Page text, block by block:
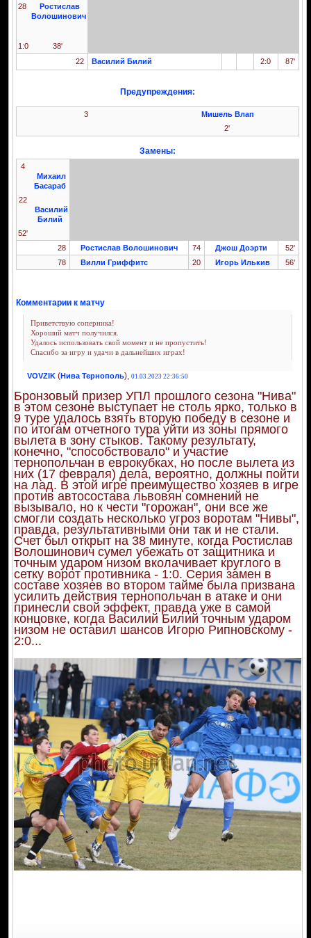
28
Ростислав
Волошинович
1:0
38'
22
Василий Билий 2:0 87'
Предупреждения:
3
Мишель Влап
2'
Замены:
4
Михаил
Басараб
22
Василий
Билий
52'
28
Ростислав Волошинович 74 Джош Доэрти
52'
78
Вилли Гриффитс 20 Игорь Илькив 56'
Комментарии к матчу
Приветствую соперника!
Хороший матч получился.
Удалось использовать свой момент и не пропустить!
Спасибо за игру и удачи в дальнейших играх!
VOVZIK(Нива Тернополь), 01.03.2023 22:36:50
Бронзовый призер УПЛ прошлого сезона "Нива"
в этом сезоне выступает не столь ярко, только в
9 туре удалось взять вторую победу в сезоне и
по итогам отчетного тура уйти из зоны прямого
вылета в зону стыков. Такому результату,
конечно, "способствовало" и участие
тернопольчан в еврокубках, но после вылета из
них (17 февраля) дела, вероятно, должны пойти
на лад. В этой игре преимущество хозяев в игре
против автосостава львовян сомнений не
вызывало, но к чести "горожан", они все же
смогли создать несколько угроз воротам "Нивы",
правда, результативными они так и не стали.
Счет был открыт на 38 минуте, когда Ростислав
Волошинович сумел убежать от защитника и
точным ударом низом вколачивает круглого в
сетку ворот противника - 1:0. Серия замен в
составе хозяев во втором тайме была призвана
усилить действия тернопольчан в атаке и они
принесли свой эффект, правда уже в самой
концовке, когда Василий Билий точным ударом
низом не оставил шансов Игорю Рипновскому -
2:0...